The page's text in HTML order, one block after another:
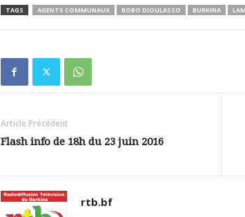
TAGS AGENTS COMMUNAUX BOBO DIOULASSO BURKINA
Article Précédent
Flash info de 18h du 23 juin 2016
rtb.bf